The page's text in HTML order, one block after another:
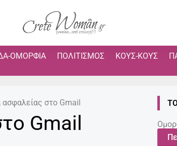
ΟΜΟΡΦΙΆ ΠΟΛΙΤΙΣΜΌΣ ΚΟΥΣ-ΚΟΥΣ
στο Gmail
Gmail